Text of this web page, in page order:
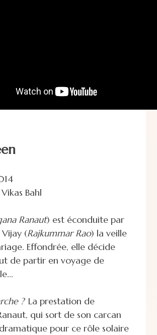
Bahl
Ranaut) est éconduite par
(Rajkummar Rao) la veille
Effondrée, elle décide
de partir en voyage de
? La prestation de
qui sort de son carcan
pour ce rôle solaire